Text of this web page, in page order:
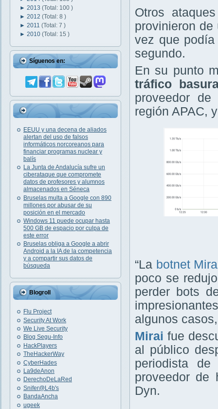
► 2013 (Total: 100 )
► 2012 (Total: 8 )
► 2011 (Total: 7 )
► 2010 (Total: 15 )
Síguenos en:
EEUU y una decena de aliados
alertan del uso de falsos
informáticos norcoreanos para
financiar programas nuclear y
balís
La Junta de Andalucía sufre un
ciberataque que compromete
datos de profesores y alumnos
almacenados en Séneca
Bruselas multa a Google con 890
millones por abusar de su
posición en el mercado
Windows 11 puede ocupar hasta
500 GB de espacio por culpa de
este error
Bruselas obliga a Google a abrir
Android a la IA de la competencia
y a compartir sus datos de
búsqueda
Blogroll
Flu Project
Security At Work
We Live Security
Blog Segu-Info
HackPlayers
TheHackerWay
CyberHades
La9deAnon
DerechoDeLaRed
Snifer@L4b's
BandaAncha
ugeek
Otros
provinieron
vez que
segundo.
En su punto
tráfico
proveedor
región APAC,
“La botnet
poco se
perder bots
algunos
Mirai fue
al público
periodista de
proveedor de
Dyn.